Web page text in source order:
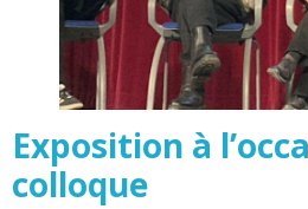
Exposition à
colloque